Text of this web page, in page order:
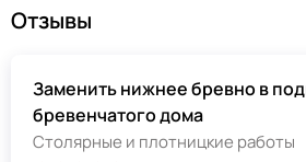
Отзывы
Заменить нижнее бревно в
бревенчатого дома
Столярные и плотницкие работы